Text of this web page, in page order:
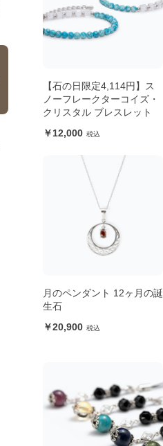
【石の日限定4,114円】ス
ノーフレークターコイズ・
クリスタル ブレスレット
12,000
月のペンダント 12ヶ月の誕
生石
20,900